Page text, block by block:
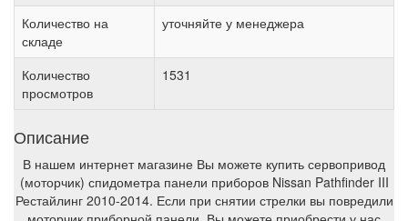
Количество на
складе
уточняйте у менеджера
Количество
просмотров
1531
Описание
В нашем интернет магазине Вы можете купить сервопривод
(моторчик) спидометра панели приборов Nissan Pathfinder III
Рестайлинг 2010-2014. Если при снятии стрелки вы повредили